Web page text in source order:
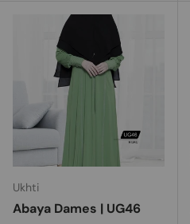
Ukhti
Abaya Dames | UG46